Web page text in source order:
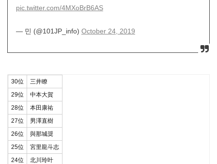
pic.twitter.com/4MXoBrB6AS
— 민 (@101JP_info) October 24, 2019
30位
三井瞭
29位
中本大賀
28位
本田康祐
27位
男澤直樹
26位
與那城奨
25位
宮里龍斗志
24位
北川玲叶